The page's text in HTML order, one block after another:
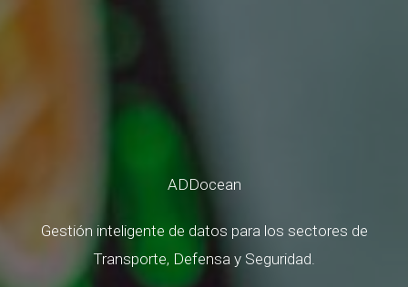
ADDocean
Gestión inteligente de datos para los sectores de
Transporte, Defensa y Seguridad.